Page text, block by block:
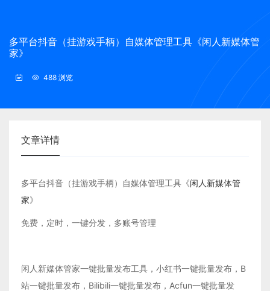
多平台抖音（挂游戏手柄）自媒体管理工具《闲人新媒体管
家》
488 浏览
文章详情
多平台抖音（挂游戏手柄）自媒体管理工具《闲人新媒体管
家》
免费，定时，一键分发，多账号管理
闲人新媒体管家一键批量发布工具，小红书一键批量发布，B
站一键批量发布，Bilibili一键批量发布，Acfun一键批量发